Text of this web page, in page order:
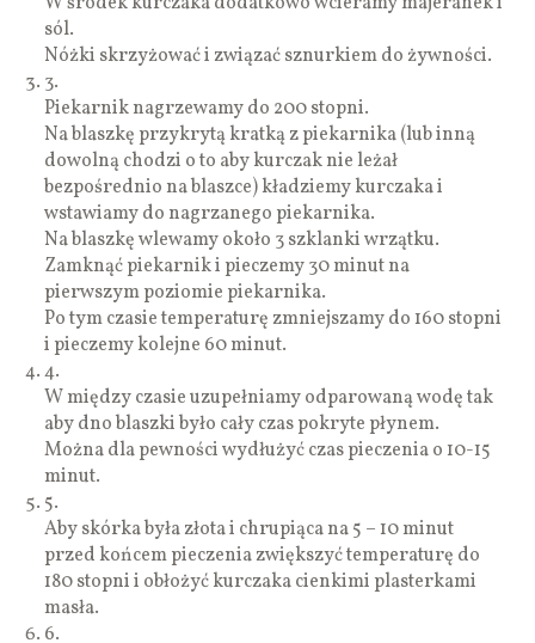
sól.
Nóżki skrzyżować i związać sznurkiem do żywności.
3.
Piekarnik nagrzewamy do 200 stopni.
Na blaszkę przykrytą kratką z piekarnika (lub inną
dowolną chodzi o to aby kurczak nie leżał
bezpośrednio na blaszce) kładziemy kurczaka i
wstawiamy do nagrzanego piekarnika.
Na blaszkę wlewamy około 3 szklanki wrzątku.
Zamknąć piekarnik i pieczemy 30 minut na
pierwszym poziomie piekarnika.
Po tym czasie temperaturę zmniejszamy do 160 stopni
i pieczemy kolejne 60 minut.
4.
W między czasie uzupełniamy odparowaną wodę tak
aby dno blaszki było cały czas pokryte płynem.
Można dla pewności wydłużyć czas pieczenia o 10-15
minut.
5.
Aby skórka była złota i chrupiąca na 5 – 10 minut
przed końcem pieczenia zwiększyć temperaturę do
180 stopni i obłożyć kurczaka cienkimi plasterkami
masła.
6.